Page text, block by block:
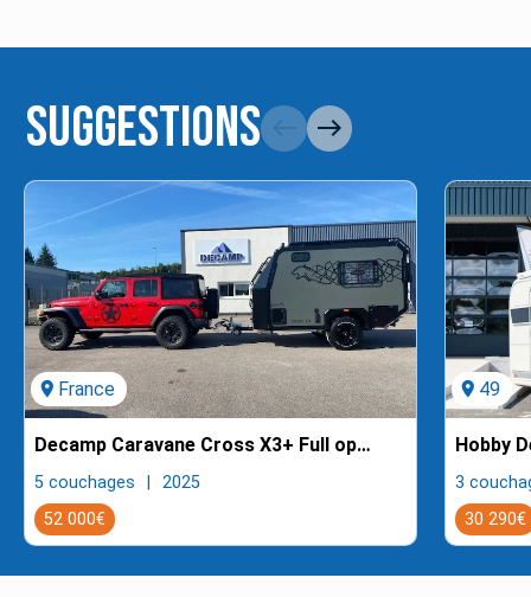
Suggestions east
location_on France
Decamp Caravane Cross X3+ Full options
5 couchages
2025
52 000€
location_on 49
Hobby
3
30 290€